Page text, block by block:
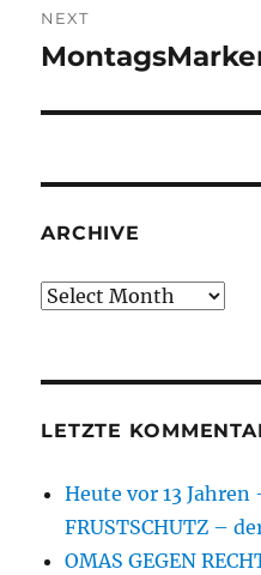
NEXT
Next
ARCHIVE
Archive
LETZTE
Heute vor 13
FRUSTSCHUTZ –
OMAS GEGEN